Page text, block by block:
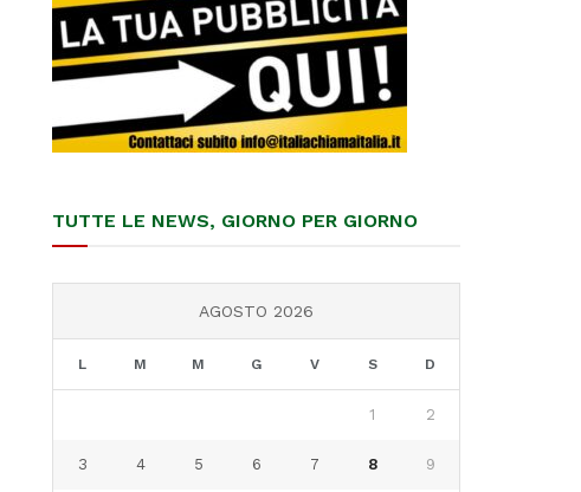
TUTTE LE NEWS, GIORNO PER GIORNO
AGOSTO 2026
L M M G V S D
1 2
3 4 5 6 7 8 9